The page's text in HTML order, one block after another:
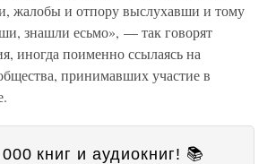
жалобы и отпору выслухавши и тому
знашли есьмо», — так говорят
иногда поименно ссылаясь на
принимавших участие в
книг и аудиокниг! 📚